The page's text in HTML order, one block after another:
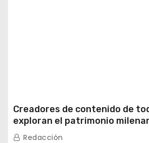
Creadores de contenido de
exploran el patrimonio
moderna de Xinjiang
Redacción